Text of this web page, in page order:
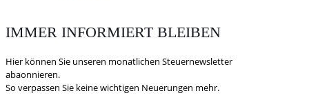
IMMER INFORMIERT BLEIBEN
Hier können Sie unseren monatlichen Steuernewsletter
abaonnieren.
So verpassen Sie keine wichtigen Neuerungen mehr.